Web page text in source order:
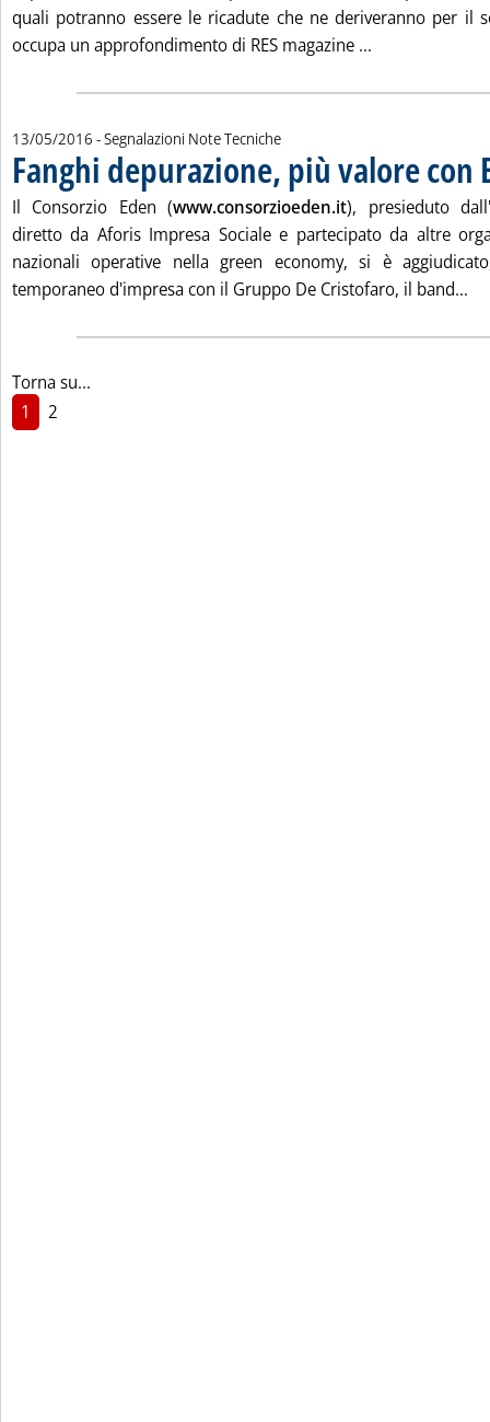
quali potranno essere le ricadute che ne deriveranno per il
occupa un approfondimento di RES magazine ...
13/05/2016 - Segnalazioni Note Tecniche
Fanghi depurazione, più valore con
Il Consorzio Eden (www.consorzioeden.it), presieduto
diretto da Aforis Impresa Sociale e partecipato da altre
nazionali operative nella green economy, si è
temporaneo d'impresa con il Gruppo De Cristofaro, il band...
Torna su...
1
2